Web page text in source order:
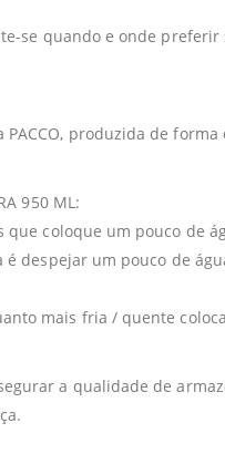
se quando e onde preferir
produzida de
950 ML:
coloque um pouco de
despejar um pouco de
mais fria / quente
a qualidade de